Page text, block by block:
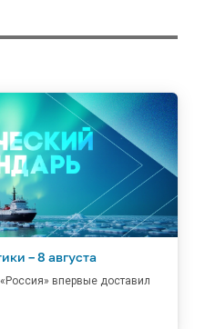
– 8 августа
впервые доставил